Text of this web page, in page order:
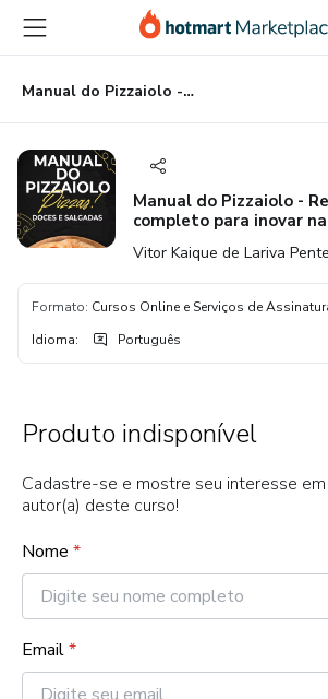
para
conteúdo
principal
para
pagamento
para
rodapé
Manual do Pizzaiolo - Receituário completo para inovar na arte da pizza
Manual do Pizzaiolo -
completo para inovar
Vitor Kaique de Lariva
Formato: Cursos Online e Serviços de
Idioma: Português
Produto indisponível
Cadastre-se e mostre seu interesse em
autor(a) deste curso!
Nome *
Email*